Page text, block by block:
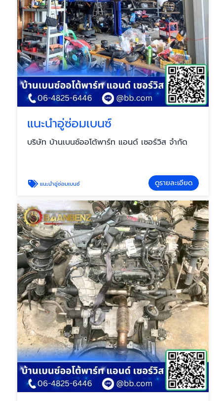
แนะนำอู่ซ่อมเบนซ์
บริษัท บ้านเบนซ์ออโต้พาร์ท แอนด์ เซอร์วิส จำกัด
แนะนำอู่ซ่อมเบนซ์ ดูรายละเอียด